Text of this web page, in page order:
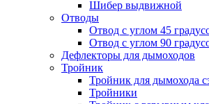
Шибер выдвижной
Отводы
Отвод с углом 45
Отвод с углом 90
Дефлекторы для дымоходов
Тройник
Тройник для дымохода
Тройники